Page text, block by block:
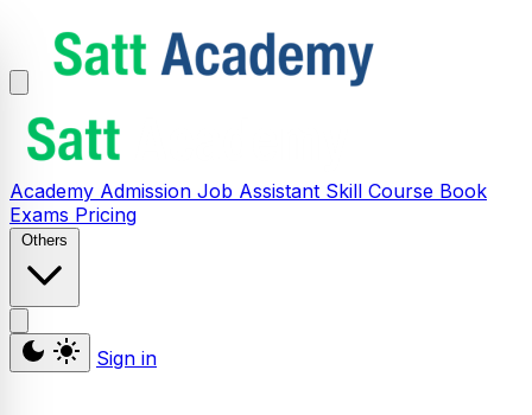
Academy Admission Job Assistant Skill Course Book
Exams Pricing
Others
Sign in